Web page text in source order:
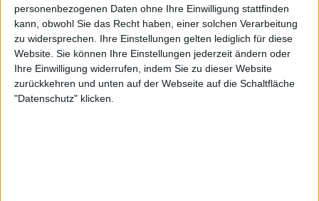
personenbezogenen Daten ohne Ihre Einwilligung stattfinden
kann, obwohl Sie das Recht haben, einer solchen Verarbeitung
zu widersprechen. Ihre Einstellungen gelten lediglich für diese
Website. Sie können Ihre Einstellungen jederzeit ändern oder
Ihre Einwilligung widerrufen, indem Sie zu dieser Website
zurückkehren und unten auf der Webseite auf die Schaltfläche
"Datenschutz" klicken.
Breeze mit 40.000 Besuchenden ein Ansteckungsrisiko. So
verzichten einige Bands, für die die aktuellen Sommer-
Festivalauftritte beruflich und finanziell schlicht
notwendig sind und die sich einen Corona-Ausfall nicht
leisten können, auf Autogrammstunden, um das
Ansteckungsrisiko möglichst zu minimieren. Von